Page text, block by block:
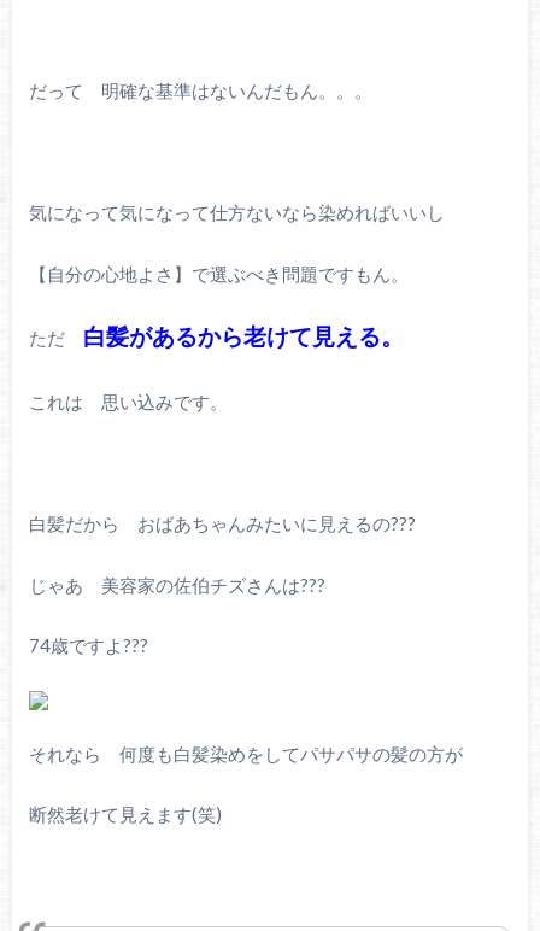
だって 明確な基準はないんだもん。。。
気になって気になって仕方ないなら染めればいいし
【自分の心地よさ】で選ぶべき問題ですもん。
ただ 白髪があるから老けて見える。
これは 思い込みです。
白髪だから おばあちゃんみたいに見えるの???
じゃあ 美容家の佐伯チズさんは???
74歳ですよ???
それなら 何度も白髪染めをしてパサパサの髪の方が
断然老けて見えます(笑)